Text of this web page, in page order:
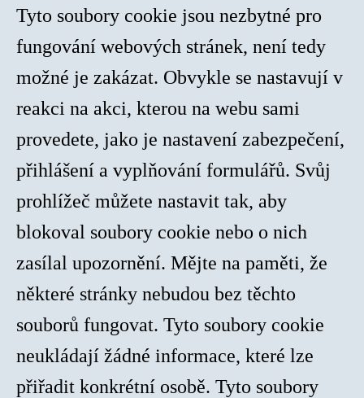
Tyto soubory cookie jsou nezbytné pro
fungování webových stránek, není tedy
možné je zakázat. Obvykle se nastavují v
reakci na akci, kterou na webu sami
provedete, jako je nastavení zabezpečení,
přihlášení a vyplňování formulářů. Svůj
prohlížeč můžete nastavit tak, aby
blokoval soubory cookie nebo o nich
zasílal upozornění. Mějte na paměti, že
některé stránky nebudou bez těchto
souborů fungovat. Tyto soubory cookie
neukládají žádné informace, které lze
přiřadit konkrétní osobě. Tyto soubory